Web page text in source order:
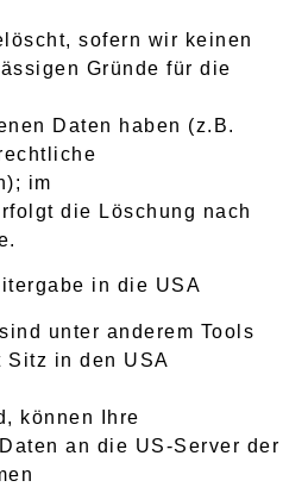
sofern wir keinen
Gründe für die
Daten haben (z.B.
im
die Löschung nach
in die USA
unter anderem Tools
Sitz in den USA
können Ihre
an die US-Server der